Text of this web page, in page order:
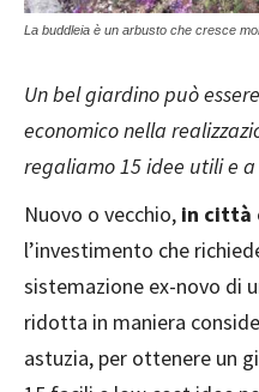
La buddleia è un arbusto che cresce
Un bel giardino può
economico nella
regaliamo 15 idee utili e a
Nuovo o vecchio, in città
l’investimento che
sistemazione ex-novo di
ridotta in maniera
astuzia, per ottenere un